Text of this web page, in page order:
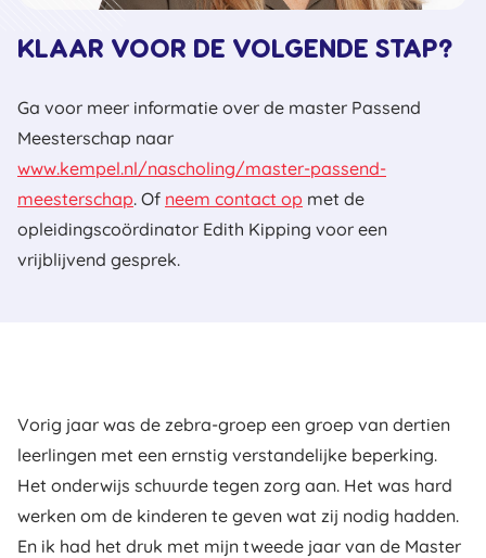
KLAAR VOOR DE VOLGENDE STAP?
Ga voor meer informatie over de master Passend
Meesterschap naar
www.kempel.nl/nascholing/master-passend-
meesterschap. Of neem contact op met de
opleidingscoördinator Edith Kipping voor een
vrijblijvend gesprek.
Vorig jaar was de zebra-groep een groep van dertien
leerlingen met een ernstig verstandelijke beperking.
Het onderwijs schuurde tegen zorg aan. Het was hard
werken om de kinderen te geven wat zij nodig hadden.
En ik had het druk met mijn tweede jaar van de Master